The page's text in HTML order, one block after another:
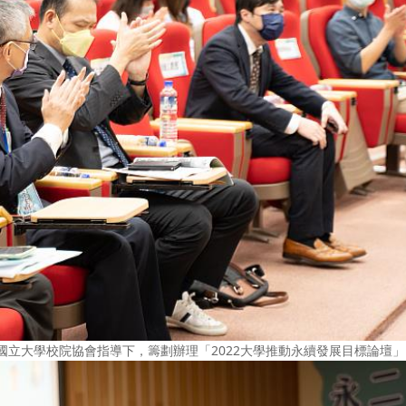
大學校院協會指導下，籌劃辦理「2022大學推動永續發展目標論壇